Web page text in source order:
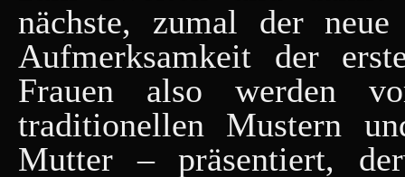
nächste, zumal der
Aufmerksamkeit der
Frauen also werden
traditionellen Mustern
Mutter – präsentiert,